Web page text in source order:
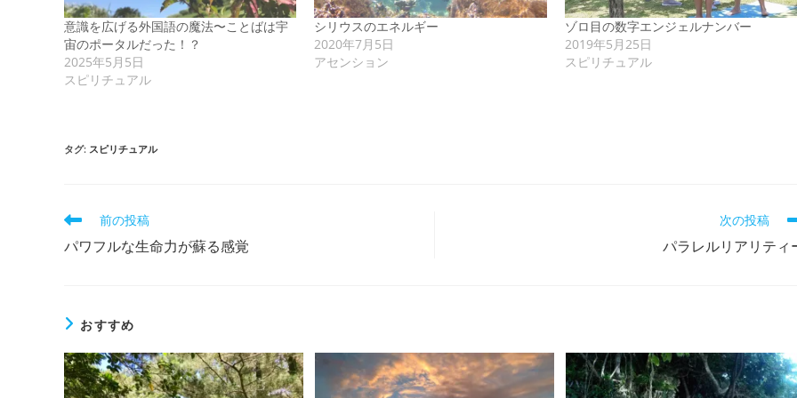
意識を広げる外国語の魔法〜ことばは宇
宙のポータルだった！？
2025年5月5日
スピリチュアル
シリウスのエネルギー
2020年7月5日
アセンション
ゾロ目の数字エンジェルナンバー
2019年5月25日
スピリチュアル
タグ: スピリチュアル
そ
他
を
む
前の投稿
パワフルな生命力が蘇る感覚
次の投稿
パラレルリアリティ
おすすめ